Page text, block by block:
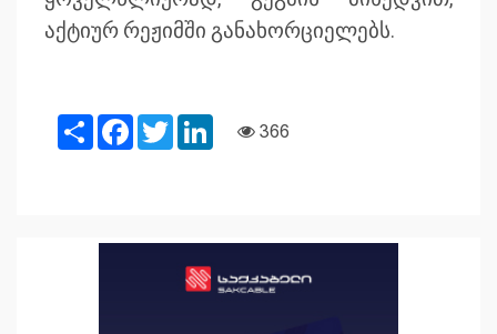
აქტიურ რეჟიმში განახორციელებს.
ShareFacebook
TwitterLinkedIn
366